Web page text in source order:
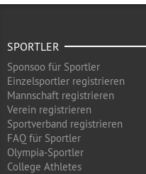
SPORTLER
Sponsoo für Sportler
Einzelsportler registrieren
Mannschaft registrieren
Verein registrieren
Sportverband registrieren
FAQ für Sportler
Olympia-Sportler
College Athletes